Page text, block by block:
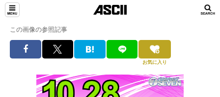
この画像の参照記事
お気に入り